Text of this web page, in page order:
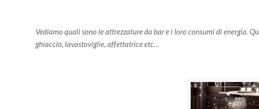
Vediamo quali sono le attrezzature da bar e i loro consumi di energia.
ghiaccio, lavastoviglie, affettatrice etc…